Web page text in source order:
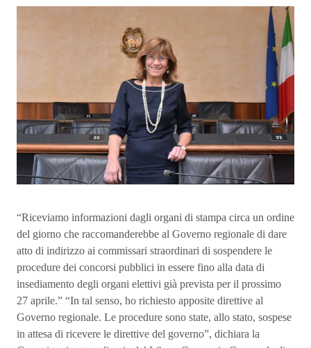
“Riceviamo informazioni dagli organi di stampa circa un ordine
del giorno che raccomanderebbe al Governo regionale di dare
atto di indirizzo ai commissari straordinari di sospendere le
procedure dei concorsi pubblici in essere fino alla data di
insediamento degli organi elettivi già prevista per il prossimo
27 aprile.” “In tal senso, ho richiesto apposite direttive al
Governo regionale. Le procedure sono state, allo stato, sospese
in attesa di ricevere le direttive del governo”, dichiara la